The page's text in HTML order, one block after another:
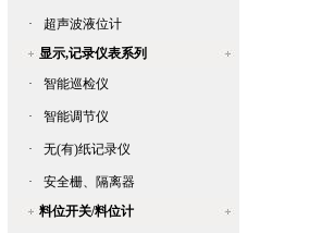
·
超声波液位计
显示,记录仪表系列
·
智能巡检仪
· 智能调节仪
· 无(有)纸记录仪
·
安全栅、隔离器
料位开关/料位计